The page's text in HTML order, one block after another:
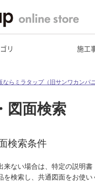
リ 施工
らミラタップ（旧サンワカンパニ
図面検索
検索条件
来ない場合は、特定の説明書
を検索し、共通図面をお使い